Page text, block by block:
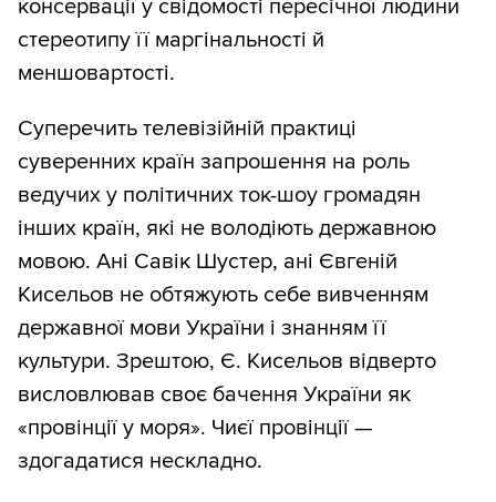
консервації у свідомості пересічної людини
стереотипу її маргінальності й
меншовартості.
Суперечить телевізійній практиці
суверенних країн запрошення на роль
ведучих у політичних ток-шоу громадян
інших країн, які не володіють державною
мовою. Ані Савік Шустер, ані Євгеній
Кисельов не обтяжують себе вивченням
державної мови України і знанням її
культури. Зрештою, Є. Кисельов відверто
висловлював своє бачення України як
«провінції у моря». Чиєї провінції —
здогадатися нескладно.